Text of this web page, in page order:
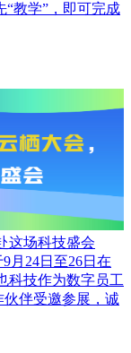
“教学”，即可完成
这场科技盛会
9月24日至26日在
科技作为数字员工
伴受邀参展，诚